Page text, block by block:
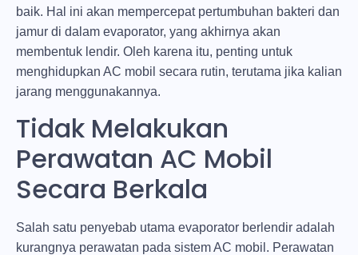
baik. Hal ini akan mempercepat pertumbuhan bakteri dan
jamur di dalam evaporator, yang akhirnya akan
membentuk lendir. Oleh karena itu, penting untuk
menghidupkan AC mobil secara rutin, terutama jika kalian
jarang menggunakannya.
Tidak Melakukan
Perawatan AC Mobil
Secara Berkala
Salah satu penyebab utama evaporator berlendir adalah
kurangnya perawatan pada sistem AC mobil. Perawatan